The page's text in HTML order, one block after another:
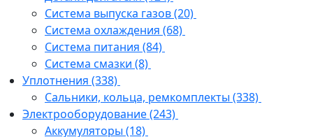
Система выпуска газов(20)
Система охлаждения (68)
Система питания (84)
Система смазки (8)
Уплотнения (338)
Сальники, кольца, ремкомплекты (338)
Электрооборудование(243)
Аккумуляторы (18)